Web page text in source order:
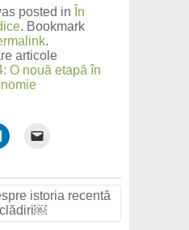
posted in În
. Bookmark
.
articole
O nouă etapă în
istoria recentă
clădiri￼